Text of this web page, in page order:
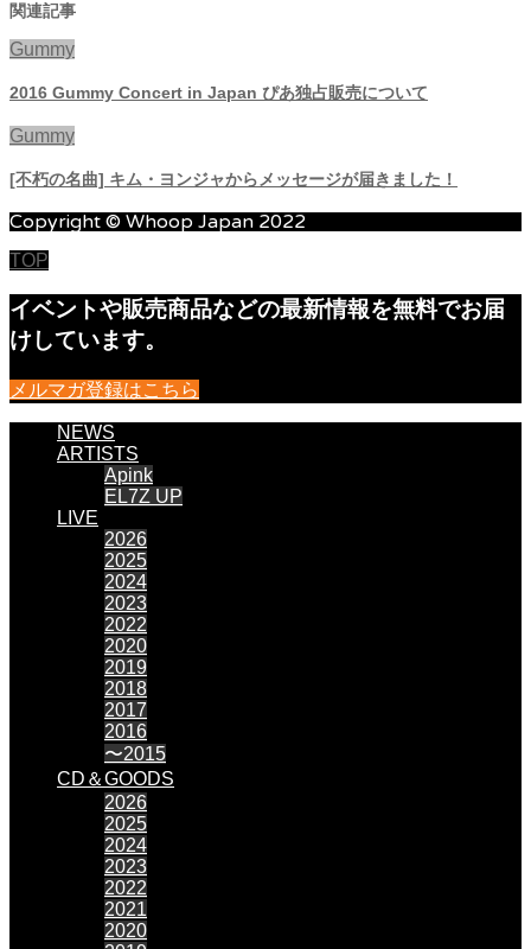
関連記事
Gummy
2016 Gummy Concert in Japan ぴあ独占販売について
Gummy
[不朽の名曲] キム・ヨンジャからメッセージが届きました！
Copyright © Whoop Japan 2022
TOP
イベントや販売商品などの最新情報を無料でお届
けしています。
メルマガ登録はこちら
NEWS
ARTISTS
Apink
EL7Z UP
LIVE
2026
2025
2024
2023
2022
2020
2019
2018
2017
2016
〜2015
CD＆GOODS
2026
2025
2024
2023
2022
2021
2020